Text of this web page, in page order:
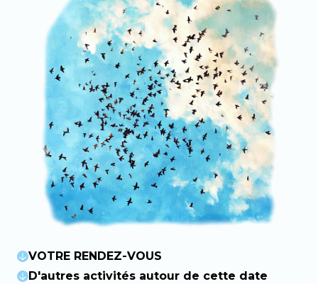
VOTRE RENDEZ-VOUS
D'autres activités autour de cette date